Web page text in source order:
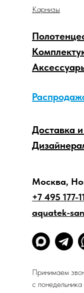
Доставка
Карнизы
Москва,
+7 495 177-
aquatek-
Принимаем
с понедельника